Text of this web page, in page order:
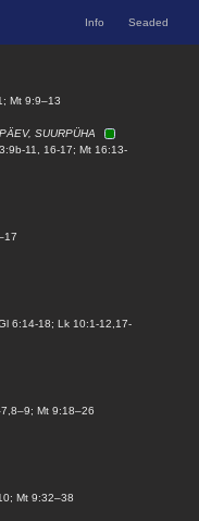
Info Seaded
Mt 9:9–13
SUURPÜHA
11, 16-17; Mt 16:13-
6:14-18; Lk 10:1-12,17-
Mt 9:18–26
Mt 9:32–38